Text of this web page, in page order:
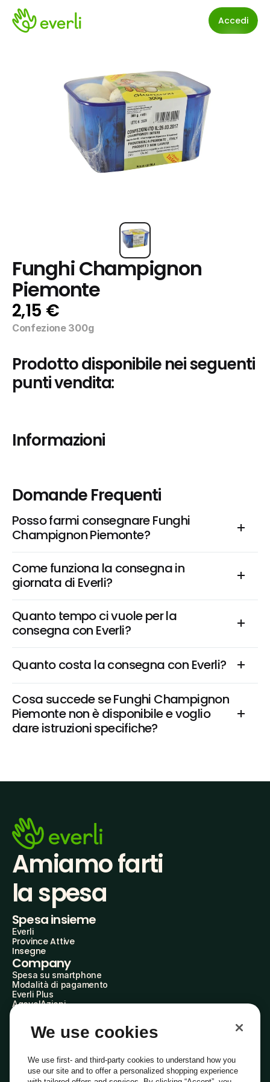
Accedi
Funghi Champignon
Piemonte
2,15 €
Confezione 300g
Prodotto disponibile nei seguenti
punti vendita:
Informazioni
Domande Frequenti
Posso farmi consegnare Funghi
Champignon Piemonte?
Come funziona la consegna in
giornata di Everli?
Quanto tempo ci vuole per la
consegna con Everli?
Quanto costa la consegna con Everli?
Cosa succede se Funghi Champignon
Piemonte non è disponibile e voglio
dare istruzioni specifiche?
Amiamo farti
la spesa
Spesa insieme
Everli
Province Attive
Insegne
Company
Spesa su smartphone
Modalità di pagamento
Everli Plus
AgevolAzioni
Everli Shoppers
Scopri chi siamo
Domande frequenti
We use cookies
We use first- and third-party cookies to understand how you
use our site and to offer a personalized shopping experience